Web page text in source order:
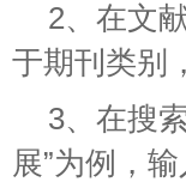
2、在文
于期刊类别
3、在搜
展”为例，输